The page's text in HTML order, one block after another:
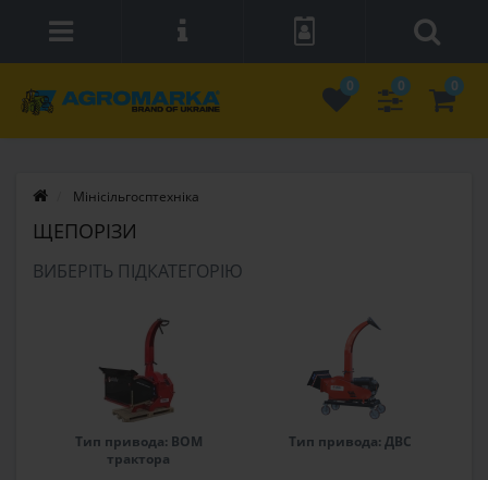
0 0 0
Мінісільгосптехніка
ЩЕПОРІЗИ
ВИБЕРІТЬ ПІДКАТЕГОРІЮ
Тип привода: ВОМ
трактора
Тип привода: ДВС